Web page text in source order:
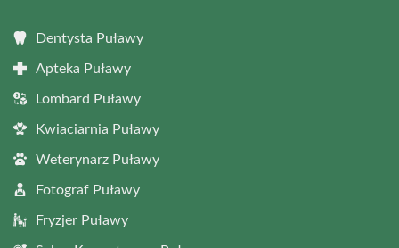
Dentysta Puławy
Apteka Puławy
Lombard Puławy
Kwiaciarnia Puławy
Weterynarz Puławy
Fotograf Puławy
Fryzjer Puławy